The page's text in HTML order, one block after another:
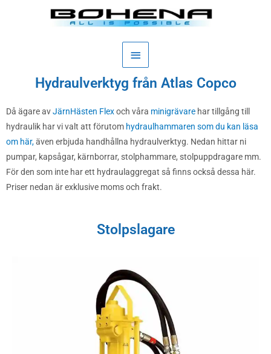
Huvudmeny
Hydraulverktyg från Atlas Copco
Då ägare avJärnHästen Flexoch våra minigrävare har tillgång till
hydraulik har vi valt att förutom hydraulhammaren som du kan läsa
om här,även erbjuda handhållna hydraulverktyg. Nedan hittar ni
pumpar, kapsågar, kärnborrar, stolphammare, stolpuppdragare mm.
För den som inte har ett hydraulaggregat så finns också dessa här.
Priser nedan är exklusive moms och frakt.
Stolpslagare